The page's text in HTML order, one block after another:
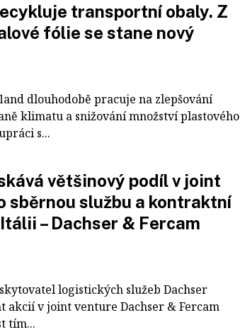
transportní obaly. Z
fólie se stane nový
dlouhodobě pracuje na zlepšování
klimatu a snižování množství plastového
s...
většinový podíl v joint
sběrnou službu a kontraktní
– Dachser & Fercam
logistických služeb Dachser
akcií v joint venture Dachser & Fercam
tím...